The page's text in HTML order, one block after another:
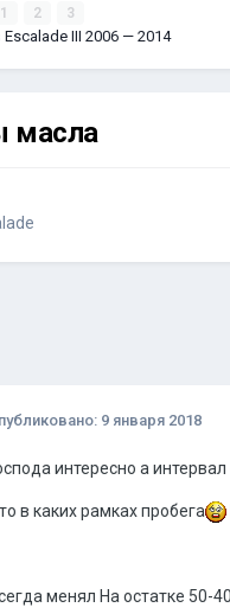
1 2 3
Escalade III 2006 — 2014
масла
9 января 2018
интересно а
в каких рамках пробега
менял На остатке 50-